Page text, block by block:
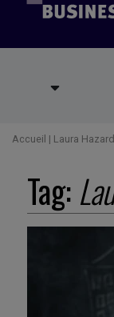
Accueil | Laura
Tag: